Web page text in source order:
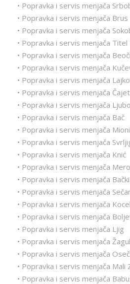
• Popravka i servis menjača
• Popravka i servis menjača Brus
• Popravka i servis menjača
• Popravka i servis menjača Titel
• Popravka i servis menjača
• Popravka i servis menjača
• Popravka i servis menjača
• Popravka i servis menjača
• Popravka i servis menjača
• Popravka i servis menjača Bač
• Popravka i servis menjača
• Popravka i servis menjača
• Popravka i servis menjača Knić
• Popravka i servis menjača
• Popravka i servis menjača
• Popravka i servis menjača
• Popravka i servis menjača
• Popravka i servis menjača
• Popravka i servis menjača Ljig
• Popravka i servis menjača
• Popravka i servis menjača
• Popravka i servis menjača Mali
• Popravka i servis menjača